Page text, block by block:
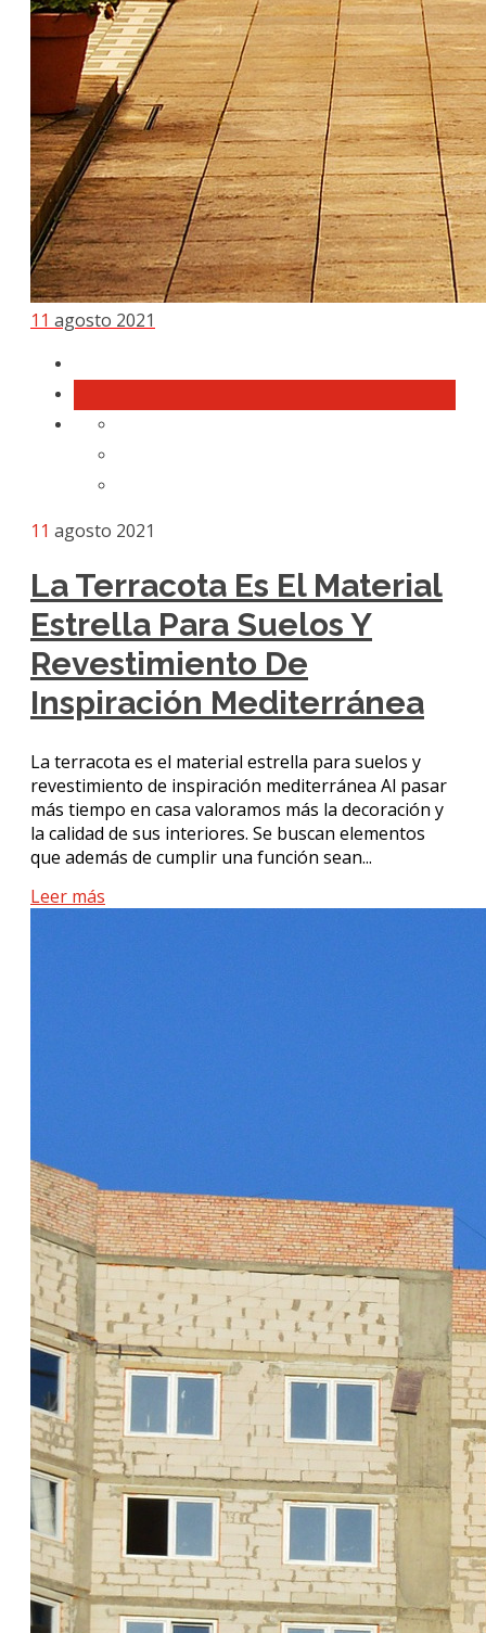
11 agosto 2021
11 agosto 2021
La Terracota Es El Material
Estrella Para Suelos Y
Revestimiento De
Inspiración Mediterránea
La terracota es el material estrella para suelos y
revestimiento de inspiración mediterránea Al pasar
más tiempo en casa valoramos más la decoración y
la calidad de sus interiores. Se buscan elementos
que además de cumplir una función sean...
Leer más